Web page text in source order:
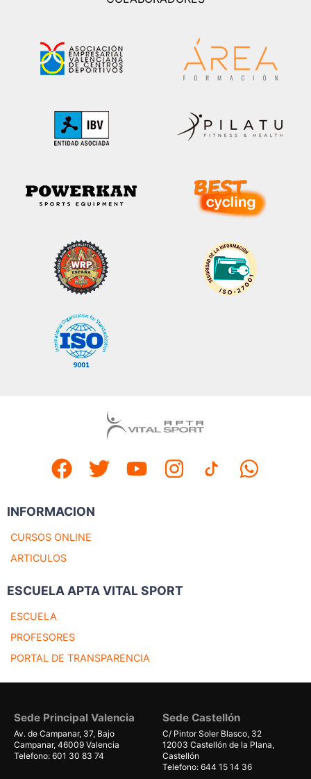
INFORMACION
CURSOS ONLINE
ARTICULOS
ESCUELA APTA VITAL SPORT
ESCUELA
PROFESORES
PORTAL DE TRANSPARENCIA
Sede Principal Valencia
Av. de Campanar, 37, Bajo
Campanar, 46009 Valencia
Telefono: 601 30 83 74
Sede Castellón
C/ Pintor Soler Blasco, 32
12003 Castellón de la Plana,
Castellón
Telefono: 644 15 14 36